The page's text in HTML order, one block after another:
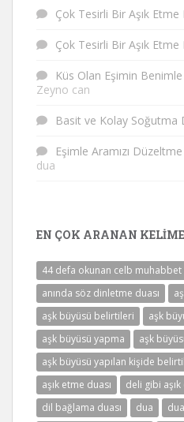
Çok Tesirli Bir Aşık Etme
Çok Tesirli Bir Aşık Etme
Küs Olan Eşimin
Zeyno can
Basit ve Kolay Soğutma
Eşimle Aramızı
dua
EN ÇOK ARANAN
44 defa okunan celb muhabbet
anında söz dinletme duası
aşk büyüsü belirtileri
aşk
aşk büyüsü yapma
aşk
aşk büyüsü yapılan kişide
aşık etme duası
deli gibi aşık
dil bağlama duası
dua